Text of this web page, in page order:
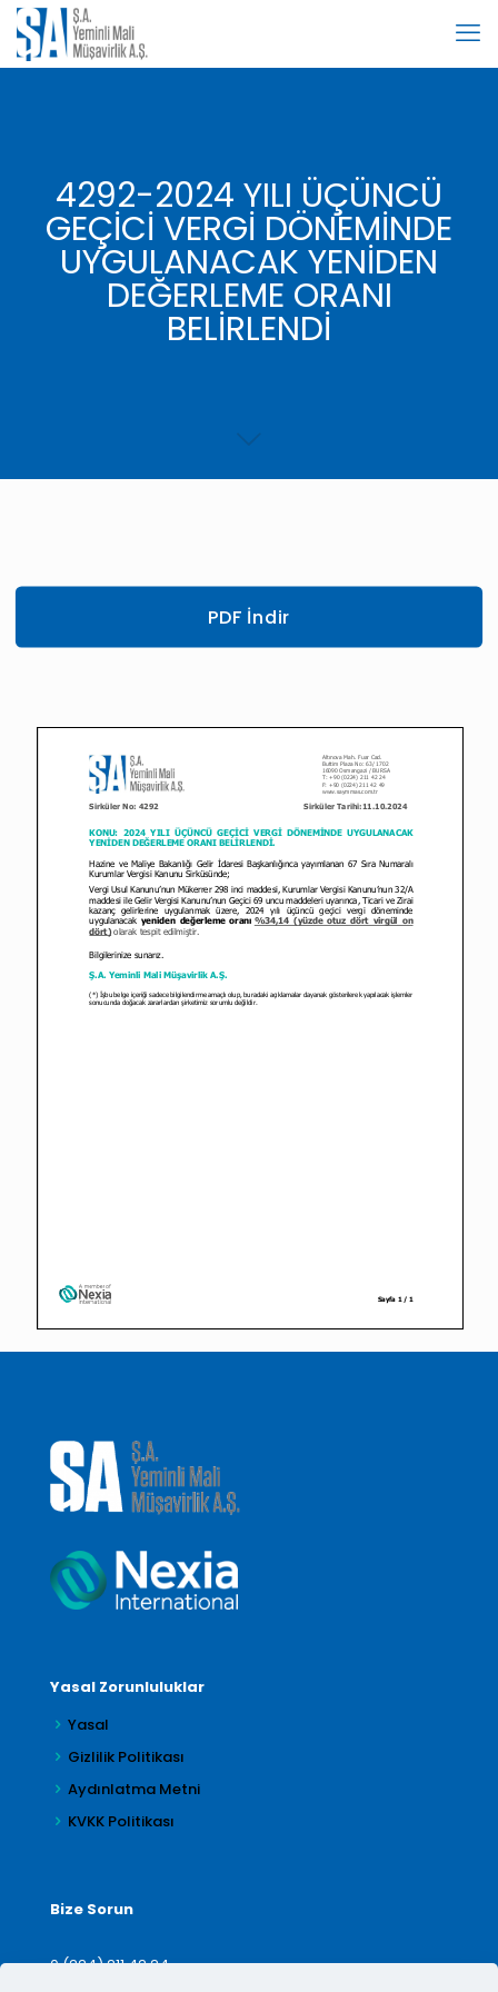
4292-2024 YILI ÜÇÜNCÜ
GEÇİCİ VERGİ DÖNEMİNDE
UYGULANACAK YENİDEN
DEĞERLEME ORANI
BELİRLENDİ
PDF İndir
Yasal Zorunluluklar
Yasal
Gizlilik Politikası
Aydınlatma Metni
KVKK Politikası
Bize Sorun
0 (224) 211 42 24